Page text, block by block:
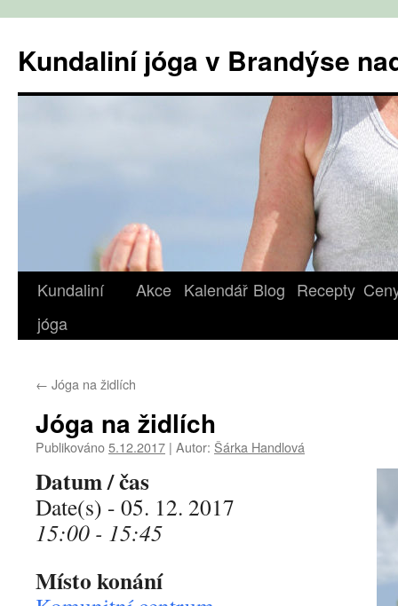
obsahu
webu
Kundaliní jóga v Brandýse
Kundaliní
jóga
Akce Kalendář Blog Recepty
← Jóga na židlích
Jóga na židlích
Publikováno5.12.2017 | Autor: Šárka Handlová
Datum / čas
Date(s) - 05. 12. 2017
15:00 - 15:45
Místo konání